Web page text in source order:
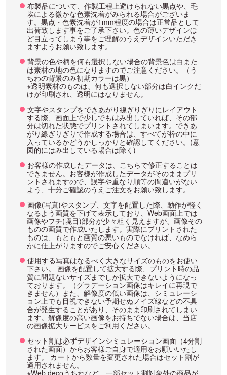
布製品について、作製工程上避けられない黒点や、毛
埃による微かな色素沈着がみられる場合がございま
す。黒点・色素沈着が1mm程度の場合は正常品として
出荷致します事をご了承下さい。色の薄いデザインほ
ど目立ってしまう事をご理解のうえデザインいただき
ますようお願い致します。
背景の色や柄を何も選択しない場合の背景色は白また
は素材の地の色になりますのでご注意ください。（う
ちわの背景のみ初期カラーは黒）
※透明素材のものは、何も選択しない部分は白インクだ
けが印刷され、透明にはなりません。
文字やスタンプをできあがり線ぎりぎりにレイアウト
する際、画面上で少しでもはみ出していれば、その部
分は切れた状態でプリントされてしまいます。できあ
がり線ぎりぎりで作成する場合は、すべてが枠の中に
入っているかどうかしっかりと確認してください。(意
図的にはみ出している場合は除く)
お客様の作成したデータは、こちらで修正することは
できません。お客様が作成したデータがそのままプリ
ントされますので、誤字や重なり順等の間違いがない
よう、十分ご確認のうえご注文をお願い致します。
画像(写真)やスタンプ、文字を配置した際、動作が軽く
なるよう画質を下げて表示しており、Web画面上では
画像やフチ(境目)部分が少々粗く見えますが、画像その
ものの画質で作成いたします。実際にプリントされた
ものは、もともと画質の悪いものでなければ、なめら
かに仕上がりますのでご安心ください。
使用する写真はなるべく大きなサイズのものをお使い
下さい。 画像を配置して拡大する際、プリント時の品
質に問題ないサイズまでしか拡大できないようになっ
ております。（グラデーション画像はキレイに再現で
きません）また、解像度の低い画像は、シミュレーシ
ョン上でも目視できない予期せぬノイズ線などの不具
合が発生することがあり、そのまま印刷されてしまい
ます。解像度の高い画像をお持ちでない場合は、当店
の画像拡大サービスをご利用ください。
セット割は必ずデザインシミュレーション画面（4分割
された画面）からお客様ご自身で適用をお願いいたし
ます。 カートから数量を変更された場合はセット割が
適用されません。